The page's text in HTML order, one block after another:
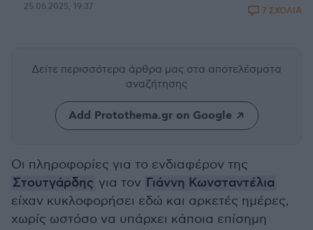
25.06.2025, 19:37 7 ΣΧΟΛΙΑ
Δείτε περισσότερα άρθρα μας στα αποτελέσματα
αναζήτησης
Add Protothema.gr on Google
Οι πληροφορίες για το ενδιαφέρον της
Στουτγάρδης για τον Γιάννη Κωνσταντέλια
είχαν κυκλοφορήσει εδώ και αρκετές ημέρες,
χωρίς ωστόσο να υπάρχει κάποια επίσημη